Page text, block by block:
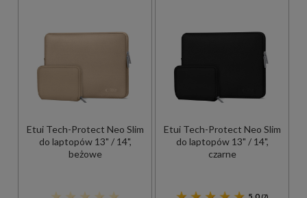
Etui Tech-Protect Neo Slim
do laptopów 13" / 14",
beżowe
Etui Tech-Protect Neo Slim
do laptopów 13" / 14",
czarne